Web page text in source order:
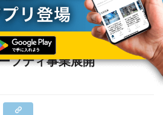
き500名体制でグローバルにセーフティ事業展開
ルに拠点を置き500名体制
フティ事業展開